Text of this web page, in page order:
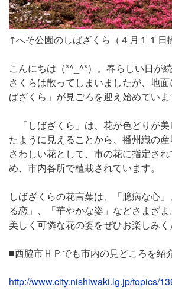
↑へそ公園のしばざくら（４月１１日
こんにちは（*^_^*）。春らしい日が続
さくらは散ってしまいましたが、地
ばざくら」が見ごろを迎え始めていま
「しばざくら」は、花が色どりが
たように見えることから、播州織の
さわしい花として、市の花に指定さ
め、市内各所で植栽されています。
しばざくらの花言葉は、「臆病な心
る恋」、「華やかな姿」などさまざま。
美しく可憐な花の姿をぜひお楽しみく
■西脇市ＨＰでも市内の見どころを紹
http://www.city.nishiwaki.lg.jp/topics/